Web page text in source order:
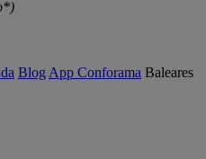
Blog App Conforama Baleares